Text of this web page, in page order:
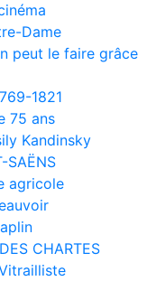
Dame
peut le faire grâce
1821
75 ans
Kandinsky
SAËNS
agricole
CHARTES